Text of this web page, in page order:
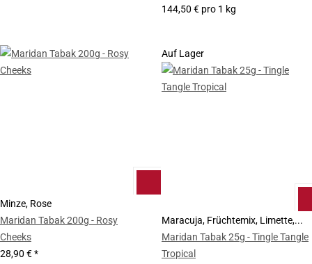
144,50 € pro 1 kg
Minze, Rose
Maridan Tabak 200g - Rosy
Cheeks
28,90 €*
Auf Lager
Maracuja, Früchtemix, Limette,...
Maridan Tabak 25g - Tingle Tangle
Tropical